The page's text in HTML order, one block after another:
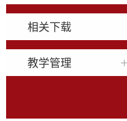
相关下载
教学管理